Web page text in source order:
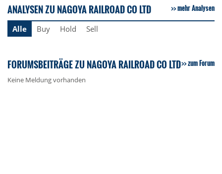
ANALYSEN ZU NAGOYA RAILROAD CO LTD mehr Analysen
Alle Buy Hold Sell
FORUMSBEITRÄGE ZU NAGOYA RAILROAD CO LTD zum Forum
Keine Meldung vorhanden